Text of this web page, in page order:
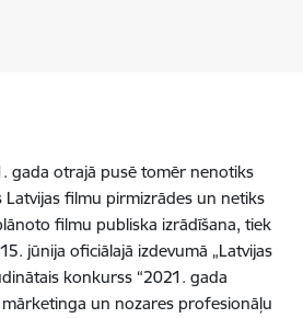
gada otrajā pusē tomēr nenotiks
Latvijas filmu pirmizrādes un netiks
filmu publiska izrādīšana, tiek
jūnija oficiālajā izdevumā „Latvijas
konkurss “2021. gada
un nozares profesionāļu